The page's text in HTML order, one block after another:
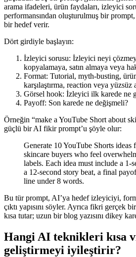
arama ifadeleri, ürün faydaları, izleyici
performansından oluşturulmuş bir
bir hedef verir.
Dört girdiyle başlayın:
İzleyici sorusu: İzleyici neyi
kopyalamaya, satın almaya veya
Format: Tutorial, myth-busting,
karşılaştırma, reaction veya yüzsüz
Görsel hook: İzleyici ilk karede ne
Payoff: Son karede ne değişmeli?
Örneğin “make a YouTube Short about
güçlü bir AI fikir prompt’u şöyle olur:
Generate 10 YouTube Shorts ideas
skincare buyers who feel
labels. Each idea must include a 1-
a 12-second story beat, a final
line under 8 words.
Bu tür prompt, AI’ya hedef izleyiciyi,
çıktı yapısını söyler. Ayrıca fikri gerçek
kısa tutar; uzun bir blog yazısını dikey
Hangi AI teknikleri kısa
geliştirmeyi iyileştirir?